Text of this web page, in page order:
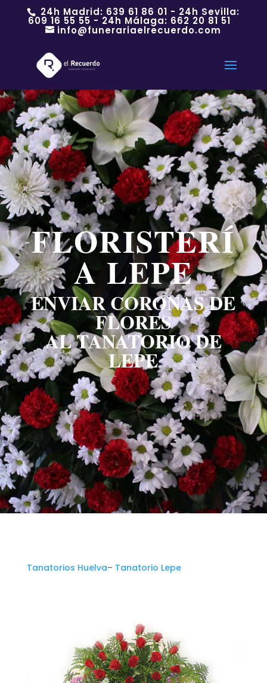
24h Madrid: 639 61 86 01 - 24h Sevilla:
609 16 55 55 - 24h Málaga: 662 20 81 51
info@funerariaelrecuerdo.com
FLORISTERÍ
A LEPE
ENVIAR CORONAS DE
FLORES
AL TANATORIO DE
LEPE
Tanatorios Huelva– Tanatorio Lepe